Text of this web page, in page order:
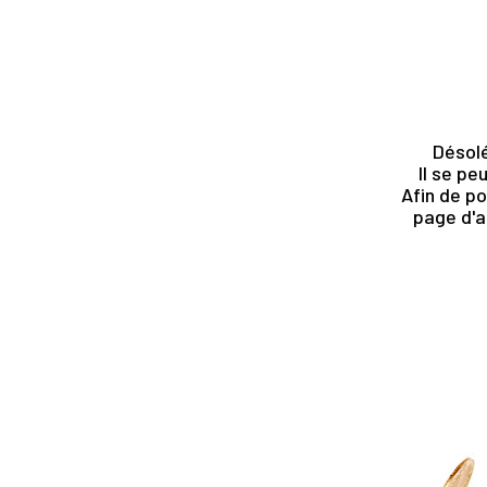
Il se
Afin de
page